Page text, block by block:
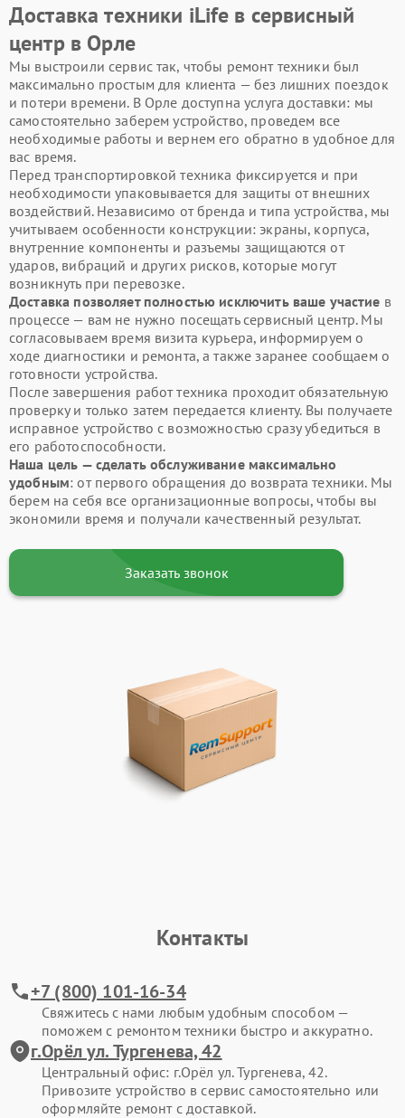
Доставка техники iLife в сервисный
центр в Орле
Мы выстроили сервис так, чтобы ремонт техники был
максимально простым для клиента — без лишних поездок
и потери времени. В Орле доступна услуга доставки: мы
самостоятельно заберем устройство, проведем все
необходимые работы и вернем его обратно в удобное для
вас время.
Перед транспортировкой техника фиксируется и при
необходимости упаковывается для защиты от внешних
воздействий. Независимо от бренда и типа устройства, мы
учитываем особенности конструкции: экраны, корпуса,
внутренние компоненты и разъемы защищаются от
ударов, вибраций и других рисков, которые могут
возникнуть при перевозке.
Доставка позволяет полностью исключить ваше участие в
процессе — вам не нужно посещать сервисный центр. Мы
согласовываем время визита курьера, информируем о
ходе диагностики и ремонта, а также заранее сообщаем о
готовности устройства.
После завершения работ техника проходит обязательную
проверку и только затем передается клиенту. Вы получаете
исправное устройство с возможностью сразу убедиться в
его работоспособности.
Наша цель — сделать обслуживание максимально
удобным: от первого обращения до возврата техники. Мы
берем на себя все организационные вопросы, чтобы вы
экономили время и получали качественный результат.
Заказать звонок
Контакты
+7 (800) 101-16-34
Свяжитесь с нами любым удобным способом —
поможем с ремонтом техники быстро и аккуратно.
г.Орёл ул. Тургенева, 42
Центральный офис: г.Орёл ул. Тургенева, 42.
Привозите устройство в сервис самостоятельно или
оформляйте ремонт с доставкой.